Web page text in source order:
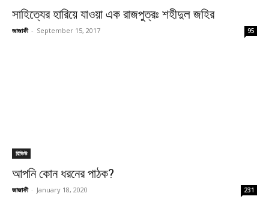
সাহিত্যের হারিয়ে যাওয়া এক রাজপুত্রঃ শহীদুল জহির
জাজাফী - September 15, 2017 95
রিভিউ
আপনি কোন ধরনের পাঠক?
জাজাফী - January 18, 2020 231